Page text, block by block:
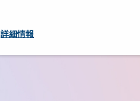
詳細情報